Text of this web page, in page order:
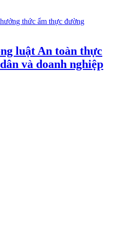
luật An toàn thực
và doanh nghiệp